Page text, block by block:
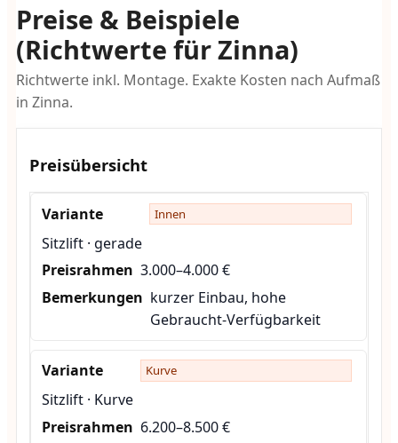
Preise & Beispiele
(Richtwerte für Zinna)
Richtwerte inkl. Montage. Exakte Kosten nach Aufmaß
in Zinna.
Preisübersicht
Innen
Sitzlift · gerade
3.000–4.000 €
kurzer Einbau, hohe
Gebraucht-Verfügbarkeit
Kurve
Sitzlift · Kurve
6.200–8.500 €